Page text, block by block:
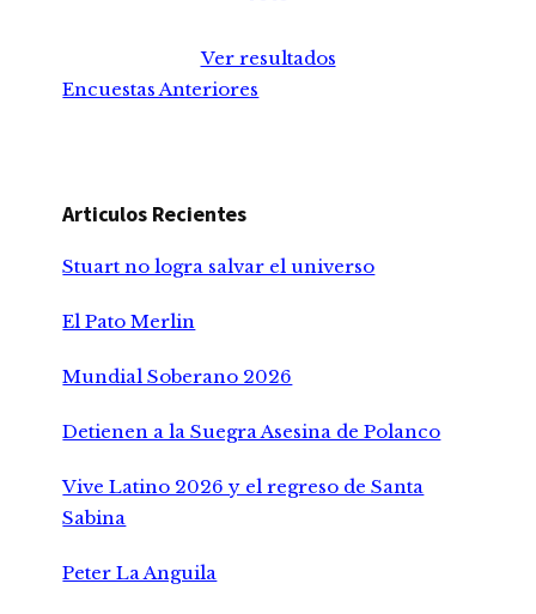
Ver resultados
Encuestas Anteriores
Articulos Recientes
Stuart no logra salvar el universo
El Pato Merlin
Mundial Soberano 2026
Detienen a la Suegra Asesina de Polanco
Vive Latino 2026 y el regreso de Santa
Sabina
Peter La Anguila